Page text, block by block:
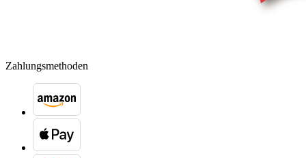
Zahlungsmethoden